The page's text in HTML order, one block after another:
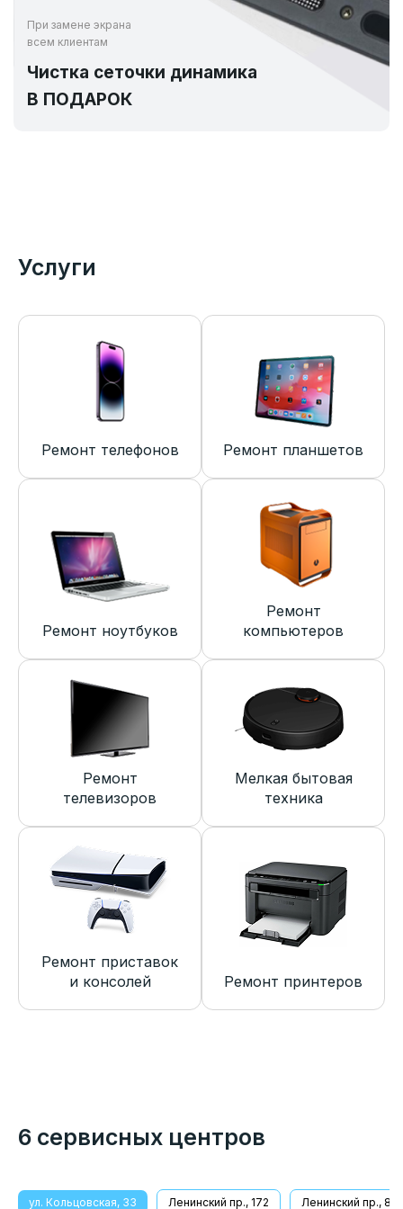
При замене экрана
всем клиентам
Чистка сеточки динамика
В ПОДАРОК
Услуги
Ремонт телефонов Ремонт планшетов
Ремонт ноутбуков
Ремонт
компьютеров
Ремонт
телевизоров
Мелкая бытовая
техника
Ремонт приставок
и консолей
Ремонт принтеров
6 сервисных центров
ул. Кольцовская, 33 Ленинский пр., 172 Ленинский пр., 8/1